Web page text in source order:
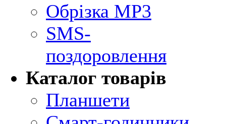
Обрізка MP3
SMS-
поздоровлення
Каталог товарів
Планшети